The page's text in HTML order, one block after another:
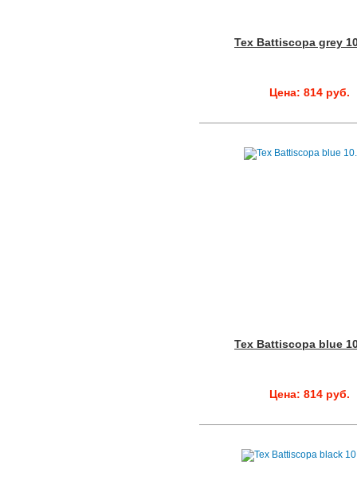
Tex Battiscopa grey
Цена: 814 руб.
Tex Battiscopa blue
Цена: 814 руб.